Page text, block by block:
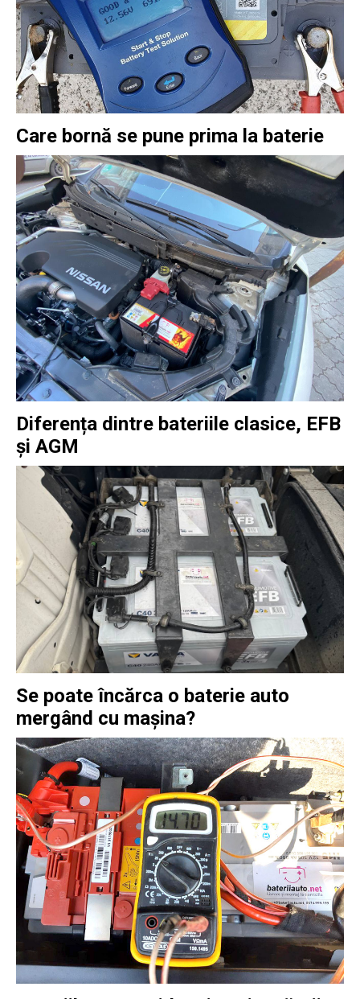
Care bornă se pune prima la baterie
Diferența dintre bateriile clasice, EFB
și AGM
Se poate încărca o baterie auto
mergând cu mașina?